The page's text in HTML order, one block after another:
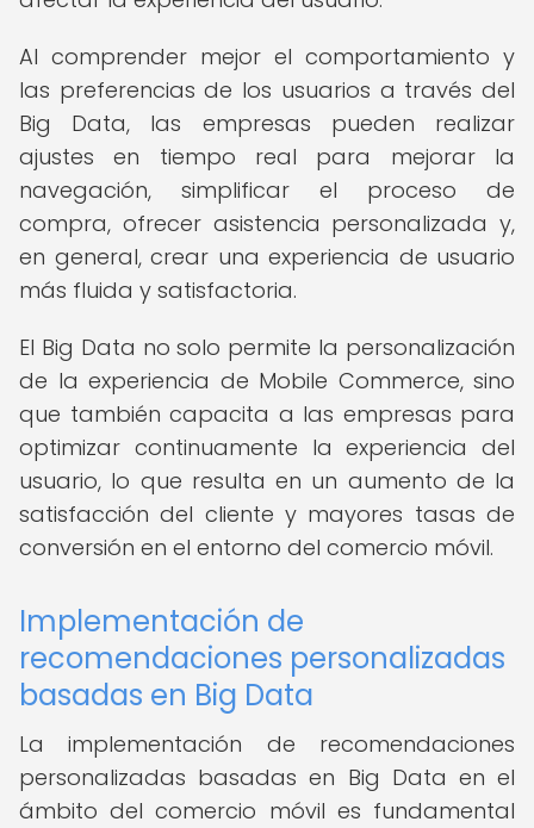
Al comprender mejor el comportamiento y
las preferencias de los usuarios a través del
Big Data, las empresas pueden realizar
ajustes en tiempo real para mejorar la
navegación, simplificar el proceso de
compra, ofrecer asistencia personalizada y,
en general, crear una experiencia de usuario
más fluida y satisfactoria.
El Big Data no solo permite la personalización
de la experiencia de Mobile Commerce, sino
que también capacita a las empresas para
optimizar continuamente la experiencia del
usuario, lo que resulta en un aumento de la
satisfacción del cliente y mayores tasas de
conversión en el entorno del comercio móvil.
Implementación de
recomendaciones personalizadas
basadas en Big Data
La implementación de recomendaciones
personalizadas basadas en Big Data en el
ámbito del comercio móvil es fundamental